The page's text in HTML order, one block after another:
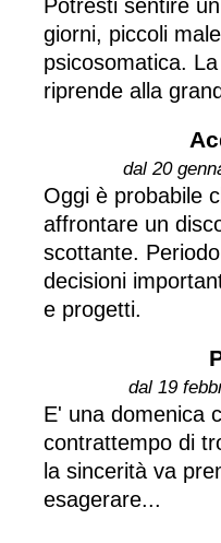
Potresti sentire
giorni, piccoli
psicosomatica.
riprende alla
dal 20
Oggi è probabile
affrontare un
scottante.
decisioni
e progetti.
dal 19
E' una domenica
contrattempo di
la sincerità va
esagerare...